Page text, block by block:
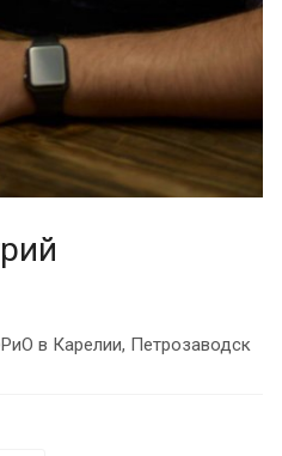
в Карелии, Петрозаводск